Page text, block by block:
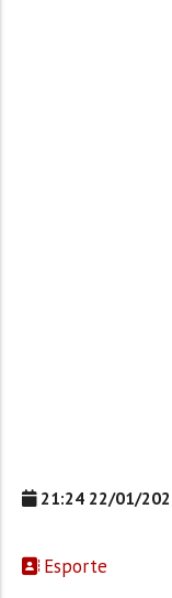
21:24 22/01/
Esporte